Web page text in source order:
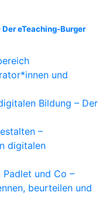
eTeaching-Burger
und
Bildung – Der
–
digitalen
und Co –
beurteilen und